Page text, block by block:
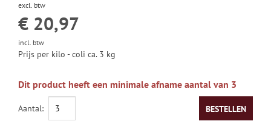
BLAUWADERKAAS
HALFHARDE KAZEN
VERSE KAAS
BIER
excl. btw
€ 20,97
incl. btw
Prijs per kilo - coli ca. 3 kg
Dit product heeft een minimale afname aantal van 3
Aantal: BESTELLEN